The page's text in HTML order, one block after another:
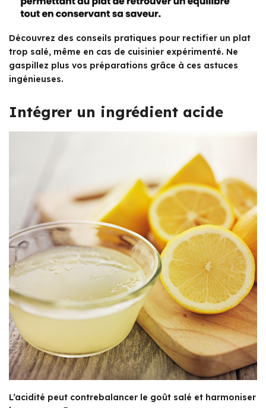
Découvrez des conseils pratiques pour rectifier un plat
trop salé, même en cas de cuisinier expérimenté. Ne
gaspillez plus vos préparations grâce à ces astuces
ingénieuses.
Intégrer un ingrédient acide
L’acidité peut contrebalancer le goût salé et harmoniser